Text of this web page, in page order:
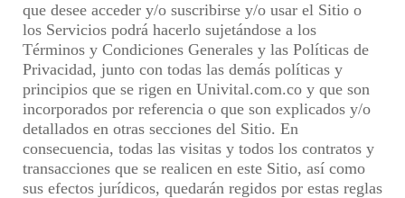
que desee acceder y/o suscribirse y/o usar el Sitio o
los Servicios podrá hacerlo sujetándose a los
Términos y Condiciones Generales y las Políticas de
Privacidad, junto con todas las demás políticas y
principios que se rigen en Univital.com.co y que son
incorporados por referencia o que son explicados y/o
detallados en otras secciones del Sitio. En
consecuencia, todas las visitas y todos los contratos y
transacciones que se realicen en este Sitio, así como
sus efectos jurídicos, quedarán regidos por estas reglas